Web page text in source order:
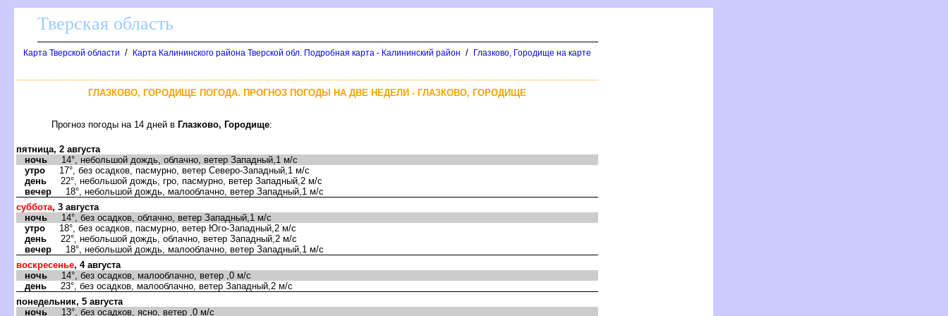
Тверская область
Карта Тверской области / Карта Калининского района Тверской обл. Подробная карта - Калининский район / Глазково, Городище на карте
ГЛАЗКОВО, ГОРОДИЩЕ ПОГОДА. ПРОГНОЗ ПОГОДЫ НА ДВЕ НЕДЕЛИ - ГЛАЗКОВО, ГОРОДИЩЕ
Прогноз погоды на 14 дней в Глазково, Городище:
пятница, 2 августа
ночь 14°, небольшой дождь, облачно, ветер Западный,1 м/с
утро 17°, без осадков, пасмурно, ветер Северо-Западный,1 м/с
день 22°, небольшой дождь, гро, пасмурно, ветер Западный,2 м/с
вечер 18°, небольшой дождь, малооблачно, ветер Западный,1 м/с
суббота, 3 августа
ночь 14°, без осадков, облачно, ветер Западный,1 м/с
утро 18°, без осадков, пасмурно, ветер Юго-Западный,2 м/с
день 22°, небольшой дождь, облачно, ветер Западный,2 м/с
вечер 18°, небольшой дождь, малооблачно, ветер Западный,1 м/с
воскресенье, 4 августа
ночь 14°, без осадков, малооблачно, ветер ,0 м/с
день 23°, без осадков, малооблачно, ветер Западный,2 м/с
понедельник, 5 августа
ночь 13°, без осадков, ясно, ветер ,0 м/с